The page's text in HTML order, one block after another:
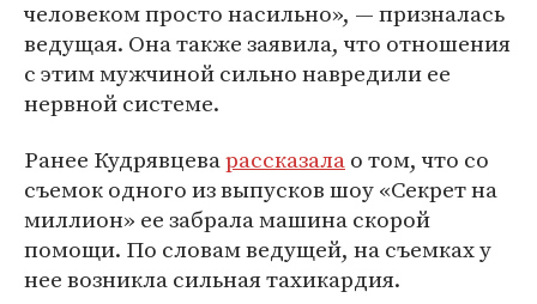
человеком просто насильно», — призналась
ведущая. Она также заявила, что отношения
с этим мужчиной сильно навредили ее
нервной системе.
Ранее Кудрявцеварассказалао том, что со
съемок одного из выпусков шоу «Секрет на
миллион» ее забрала машина скорой
помощи. По словам ведущей, на съемках у
нее возникла сильная тахикардия.